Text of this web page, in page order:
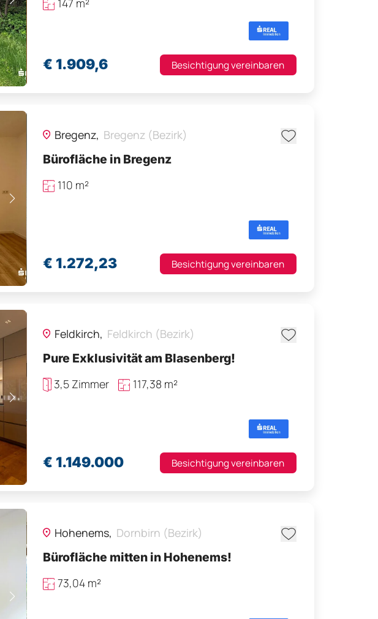
147 m²
€ 1.909,6 Besichtigung vereinbaren
Bregenz, Bregenz (Bezirk)
Bürofläche in Bregenz
110 m²
€ 1.272,23 Besichtigung vereinbaren
Feldkirch, Feldkirch (Bezirk)
Pure Exklusivität am Blasenberg!
3,5 Zimmer
117,38 m²
€ 1.149.000 Besichtigung vereinbaren
Hohenems, Dornbirn (Bezirk)
Bürofläche mitten in Hohenems!
73,04 m²